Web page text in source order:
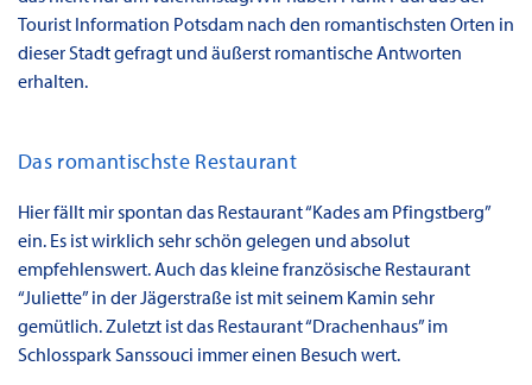
Tourist Information Potsdam nach den romantischsten Orten in
dieser Stadt gefragt und äußerst romantische Antworten
erhalten.
Das romantischste Restaurant
Hier fällt mir spontan das Restaurant “Kades am Pfingstberg”
ein. Es ist wirklich sehr schön gelegen und absolut
empfehlenswert. Auch das kleine französische Restaurant
“Juliette” in der Jägerstraße ist mit seinem Kamin sehr
gemütlich. Zuletzt ist das Restaurant “Drachenhaus” im
Schlosspark Sanssouci immer einen Besuch wert.